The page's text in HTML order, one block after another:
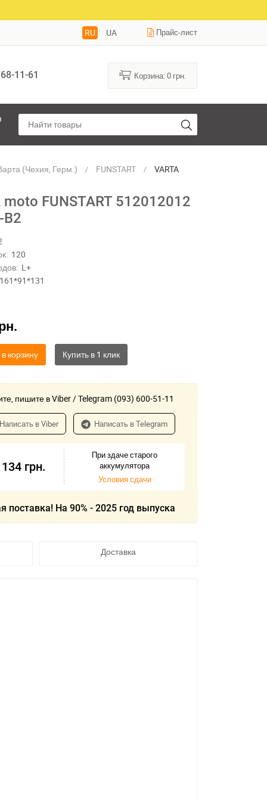
RU UA Прайс-лист
11-61 Корзина:0 грн.
(Чехия, Герм.) FUNSTART
VARTA
512012012
moto FUNSTART 512012012
B2
120
L+
161*91*131
корзину
пишите в Viber / Telegram (093) 600-51-11
в Viber Написать в Telegram
грн.
При здаче старого
аккумулятора
Условия сдачи
поставка! На 90% - 2025 год выпуска
Доставка